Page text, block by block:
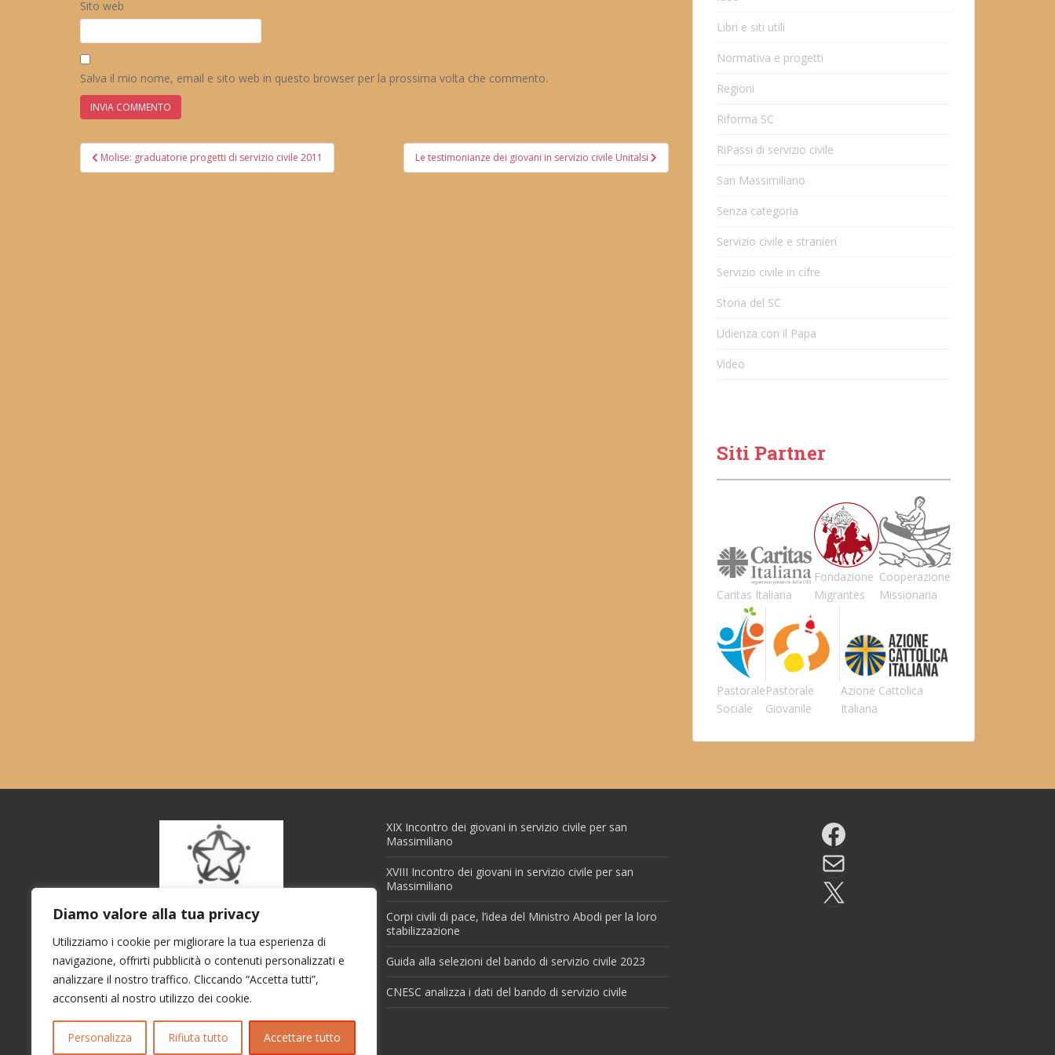
Diamo valore alla tua privacy
Utilizziamo i cookie per migliorare la tua esperienza di
navigazione, offrirti pubblicità o contenuti personalizzati e
analizzare il nostro traffico. Cliccando “Accetta tutti”,
acconsenti al nostro utilizzo dei cookie.
Personalizza Rifiuta tutto Accettare tutto
Sito web
Salva il mio nome, email e sito web in questo browser per la prossima volta che commento.
Navigazione
articoli
Molise: graduatorie progetti di servizio civile 2011 Le testimonianze dei giovani in servizio civile Unitalsi
Libri e siti utili
Normativa e progetti
Regioni
Riforma SC
RiPassi di servizio civile
San Massimiliano
Senza categoria
Servizio civile e stranieri
Servizio civile in cifre
Storia del SC
Udienza con il Papa
Video
Siti Partner
Caritas Italiana
Fondazione
Migrantes
Cooperazione
Missionaria
Pastorale
Sociale
Pastorale
Giovanile
Azione Cattolica
Italiana
XIX Incontro dei giovani in servizio civile per san
Massimiliano
XVIII Incontro dei giovani in servizio civile per san
Massimiliano
Corpi civili di pace, l’idea del Ministro Abodi per la loro
stabilizzazione
Guida alla selezioni del bando di servizio civile 2023
CNESC analizza i dati del bando di servizio civile
Facebook
Email
X